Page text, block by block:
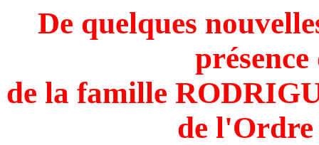
De quelques
de la famille
de